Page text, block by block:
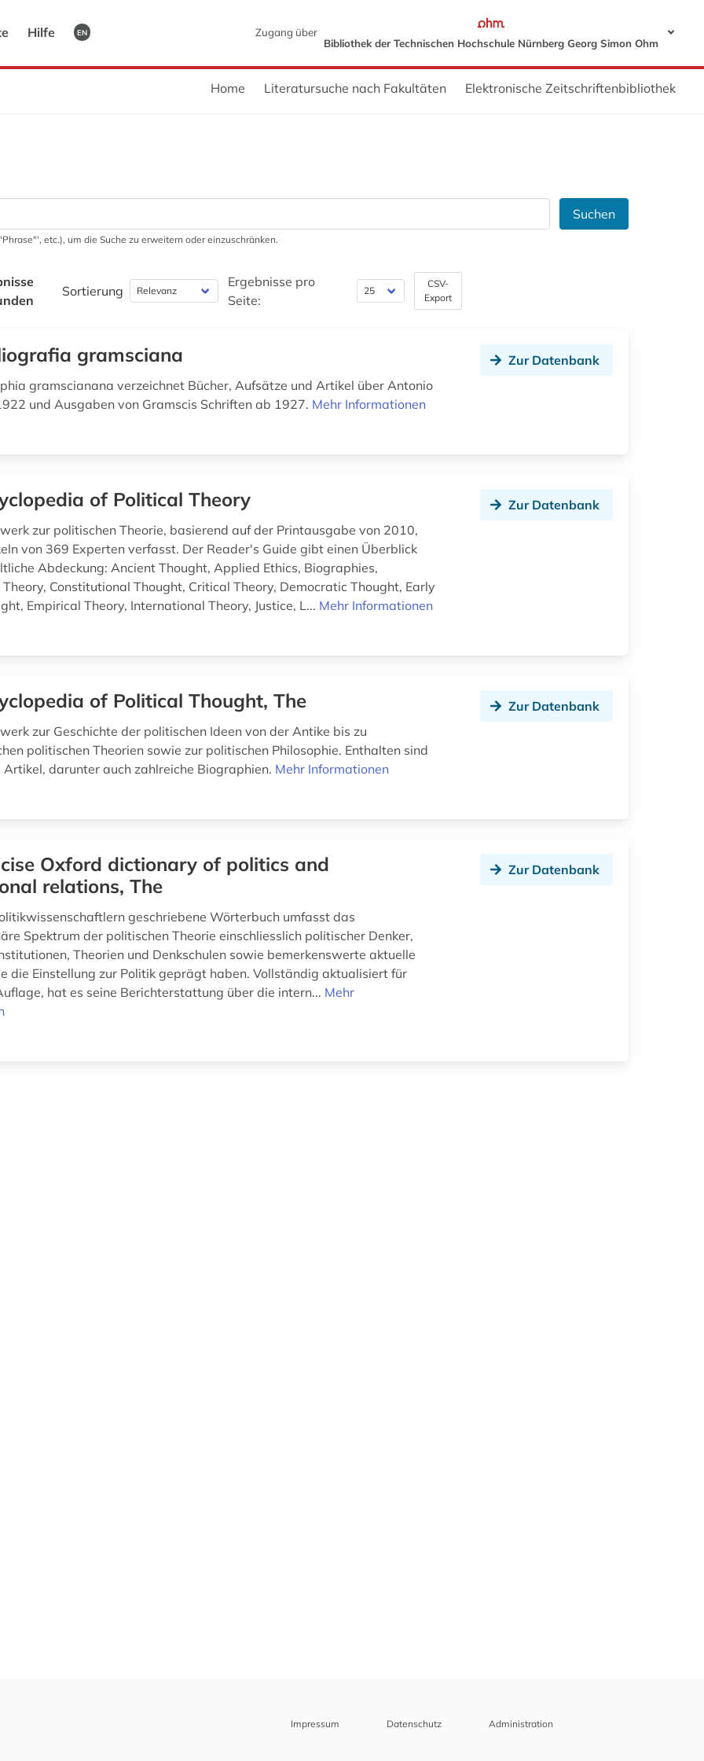
Hilfe EN
Zugang über
Bibliothek der Technischen Hochschule Nürnberg Georg Simon Ohm
Home Literatursuche nach Fakultäten Elektronische Zeitschriftenbibliothek
Suchen
etc.), um die Suche zu erweitern oder einzuschränken.
Sortierung
Ergebnisse pro
Seite:
CSV-
Export
gramsciana
gramscianana verzeichnet Bücher, Aufsätze und Artikel über Antonio
und Ausgaben von Gramscis Schriften ab 1927. Mehr Informationen
Zur Datenbank
of Political Theory
zur politischen Theorie, basierend auf der Printausgabe von 2010,
von 369 Experten verfasst. Der Reader's Guide gibt einen Überblick
Abdeckung: Ancient Thought, Applied Ethics, Biographies,
Constitutional Thought, Critical Theory, Democratic Thought, Early
Empirical Theory, International Theory, Justice, L... Mehr Informationen
Zur Datenbank
of Political Thought, The
zur Geschichte der politischen Ideen von der Antike bis zu
politischen Theorien sowie zur politischen Philosophie. Enthalten sind
Artikel, darunter auch zahlreiche Biographien. Mehr Informationen
Zur Datenbank
Oxford dictionary of politics and
relations, The
geschriebene Wörterbuch umfasst das
Spektrum der politischen Theorie einschliesslich politischer Denker,
Theorien und Denkschulen sowie bemerkenswerte aktuelle
die Einstellung zur Politik geprägt haben. Vollständig aktualisiert für
hat es seine Berichterstattung über die intern... Mehr
Zur Datenbank
Impressum Datenschutz Administration